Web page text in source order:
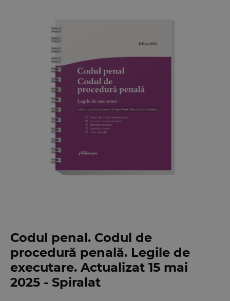
Codul penal. Codul de
procedură penală. Legile de
executare. Actualizat 15 mai
2025 - Spiralat